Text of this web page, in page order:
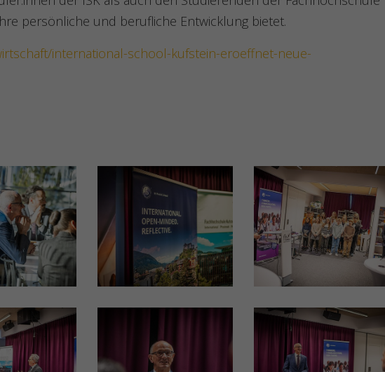
persönliche und berufliche Entwicklung bietet.
international-school-kufstein-eroeffnet-neue-